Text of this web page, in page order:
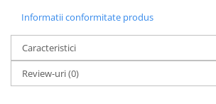
Informatii conformitate produs
Caracteristici
Review-uri(0)